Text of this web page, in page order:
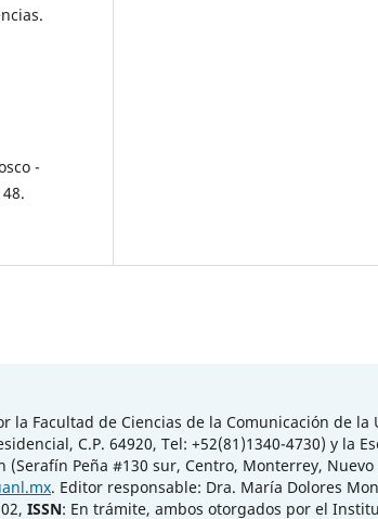
-
la Facultad de Ciencias de la Comunicación de
C.P. 64920, Tel: +52(81)1340-4730) y la
Peña #130 sur, Centro, Monterrey, Nuevo
. Editor responsable: Dra. María Dolores
ISSN: En trámite, ambos otorgados por el